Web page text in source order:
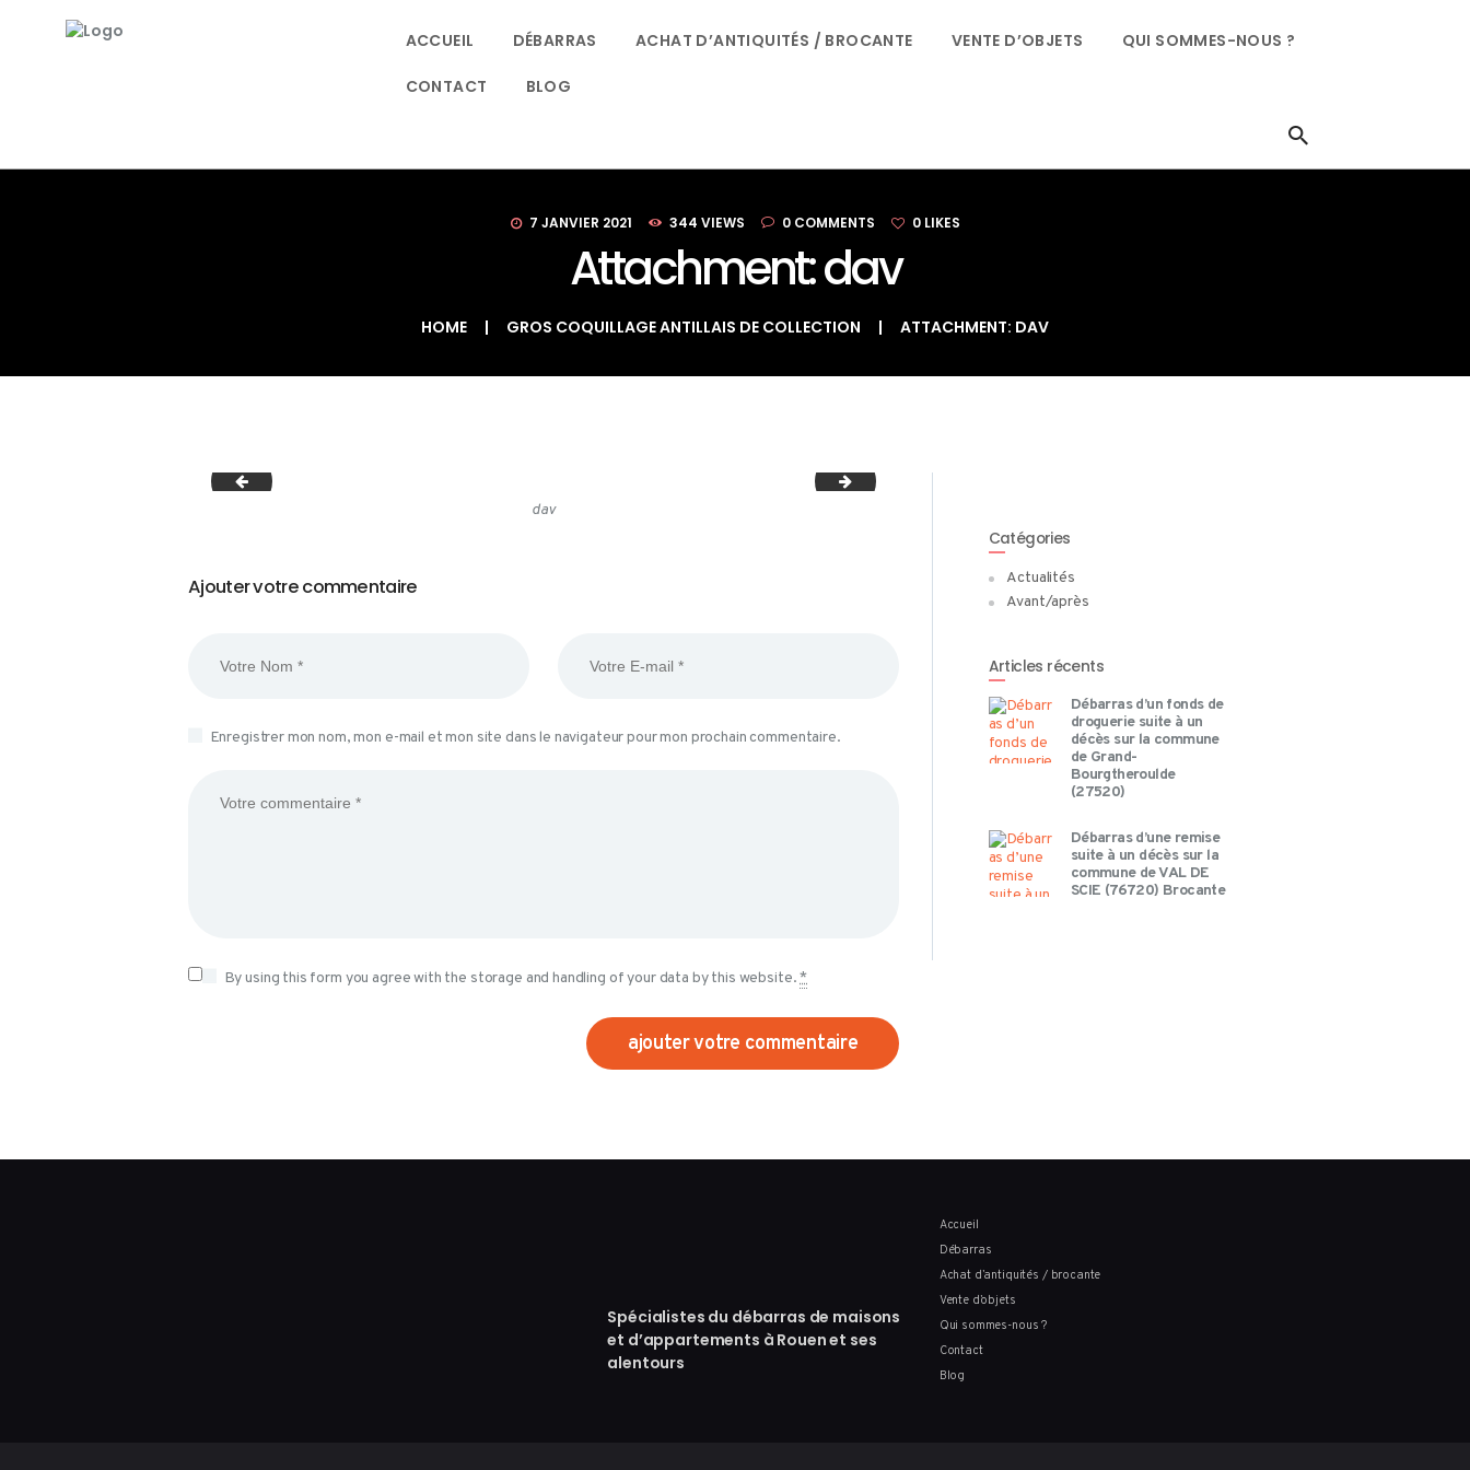
ACCUEIL DÉBARRAS ACHAT D’ANTIQUITÉS / BROCANTE VENTE D’OBJETS QUI SOMMES-NOUS ?
CONTACT BLOG
7 JANVIER 2021 344 VIEWS 0 COMMENTS 0 LIKES
Attachment: dav
HOME GROS COQUILLAGE ANTILLAIS DE COLLECTION ATTACHMENT: DAV
ACCUEIL
DÉBARRAS
D’ANTIQUITÉS /
BROCANTE
VENTE D’OBJETS
QUI SOMMES-
NOUS ?
BLOG
dav
dav
dav
Ajouter votre commentaire
Enregistrer mon nom, mon e-mail et mon site dans le navigateur pour mon prochain commentaire.
By using this form you agree with the storage and handling of your data by this website.*
Catégories
Actualités
Avant/après
Articles récents
Débarras d’un fonds de
droguerie suite à un
décès sur la commune
de Grand-
Bourgtheroulde
(27520)
Débarras d’une remise
suite à un décès sur la
commune de VAL DE
SCIE (76720) Brocante
Spécialistes du débarras de maisons
et d’appartements à Rouen et ses
alentours
Accueil
Débarras
Achat d’antiquités / brocante
Vente d’objets
Qui sommes-nous ?
Contact
Blog